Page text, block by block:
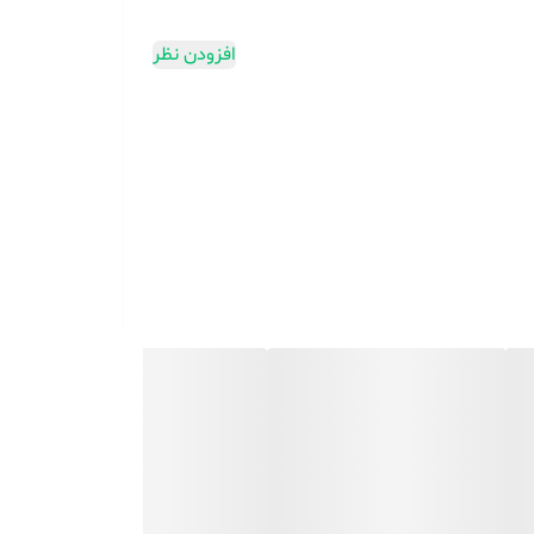
افزودن نظر